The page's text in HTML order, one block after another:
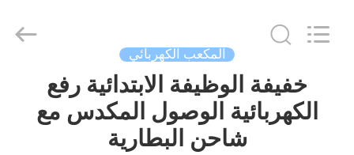
منزل
AUTOPARTS
CO.,LIMITED.
المكعب الكهربائي
خفيفة الوظيفة الابتدائية رفع
الكهربائية الوصول المكدس مع
شاحن البطارية